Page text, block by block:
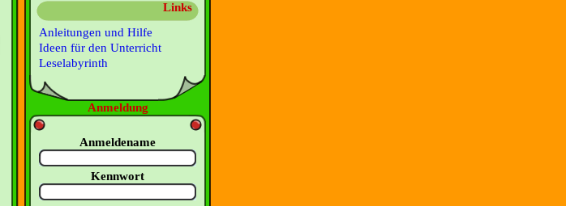
Links
Anleitungen und Hilfe
Ideen für den Unterricht
Leselabyrinth
Anmeldung
Anmeldename
Kennwort